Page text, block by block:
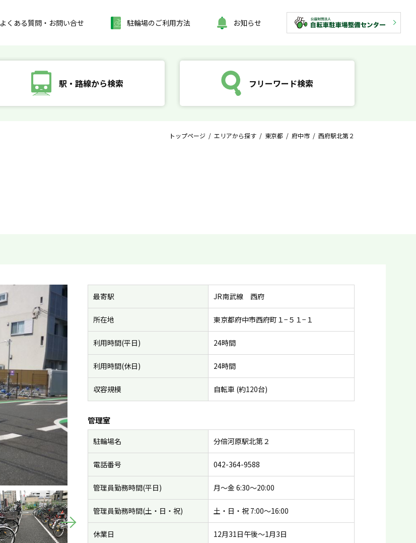
よくある質問・お問い合せ 駐輪場のご利用方法 お知らせ
駅・路線から検索 フリーワード検索
トップページ / エリアから探す / 東京都 / 府中市 / 西府駅北第２
最寄駅 JR南武線 西府
所在地 東京都府中市西府町１−５１−１
利用時間(平日) 24時間
利用時間(休日) 24時間
収容規模 自転車 (約120台)
管理室
駐輪場名 分倍河原駅北第２
電話番号 042-364-9588
管理員勤務時間(平日) 月〜金 6:30〜20:00
管理員勤務時間(土・日・祝) 土・日・祝 7:00〜16:00
休業日 12月31日午後〜1月3日